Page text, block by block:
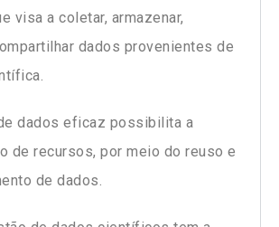
visa a coletar, armazenar,
dados provenientes de
dados eficaz possibilita a
de recursos, por meio do reuso e
de dados.